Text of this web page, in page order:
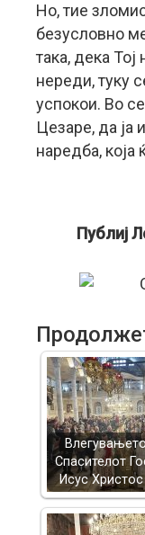
Но, тие
безусловно
така, дека
нереди, туку
успокои. Во
Цезаре, да ја
наредба, која
Публиј
Спасителот
Исус